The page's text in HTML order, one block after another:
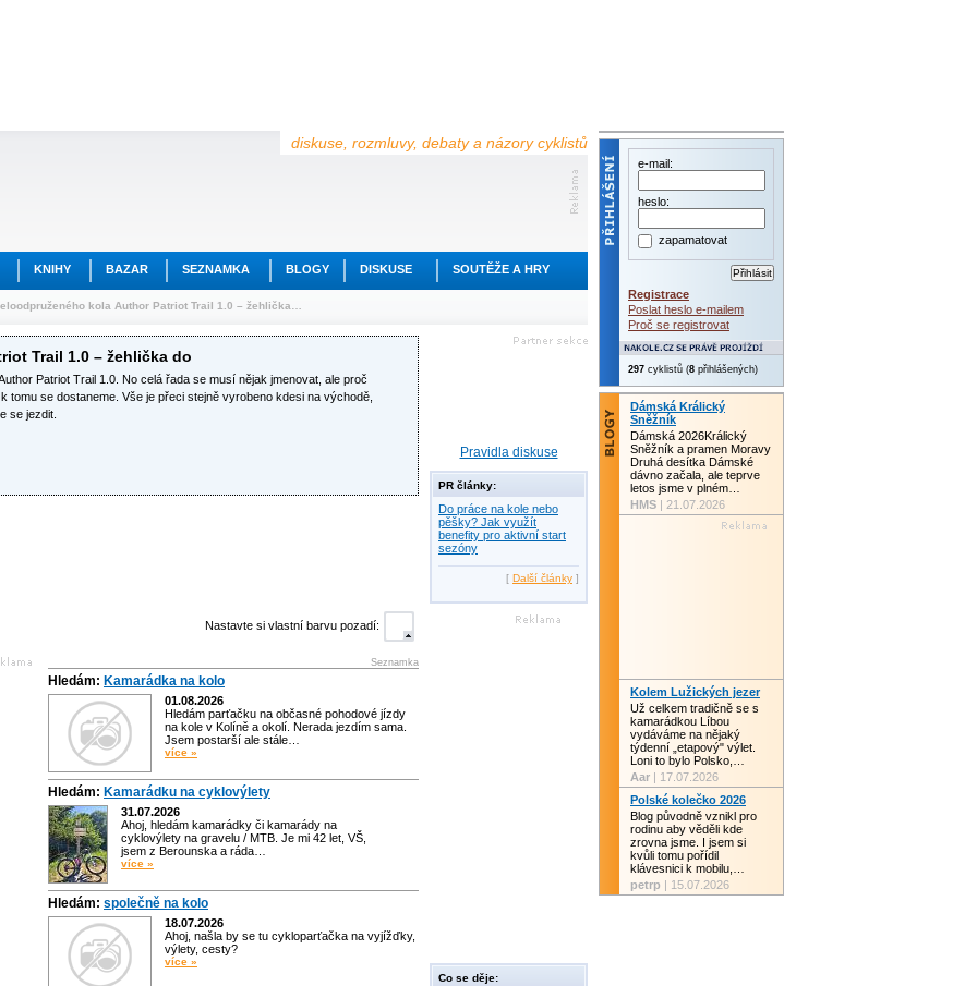
diskuse, rozmluvy, debaty a názory cyklistů
KNIHY BAZAR SEZNAMKA BLOGY DISKUSE SOUTĚŽE A HRY
kola Author Patriot Trail 1.0 – žehlička…
Trail 1.0 – žehlička do
Patriot Trail 1.0. No celá řada se musí nějak jmenovat, ale proč
tomu se dostaneme. Vše je přeci stejně vyrobeno kdesi na východě,
se jezdit.
Nastavte si vlastní barvu pozadí:
Seznamka
Hledám: Kamarádka na kolo
01.08.2026
Hledám parťačku na občasné pohodové jízdy
na kole v Kolíně a okolí. Nerada jezdím sama.
Jsem postarší ale stále…
více »
Hledám: Kamarádku na cyklovýlety
31.07.2026
Ahoj, hledám kamarádky či kamarády na
cyklovýlety na gravelu / MTB. Je mi 42 let, VŠ,
jsem z Berounska a ráda…
více »
Hledám: společně na kolo
18.07.2026
Ahoj, našla by se tu cykloparťačka na vyjížďky,
výlety, cesty?
více »
Pravidla diskuse
PR články:
Do práce na kole nebo
pěšky? Jak využít
benefity pro aktivní start
sezóny
[ Další články ]
Co se děje:
e-mail:
heslo:
zapamatovat
Registrace
Poslat heslo e-mailem
Proč se registrovat
297 cyklistů (8 přihlášených)
Dámská Králický
Sněžník
Dámská 2026Králický
Sněžník a pramen Moravy
Druhá desítka Dámské
dávno začala, ale teprve
letos jsme v plném…
HMS | 21.07.2026
Kolem Lužických jezer
Už celkem tradičně se s
kamarádkou Líbou
vydáváme na nějaký
týdenní „etapový" výlet.
Loni to bylo Polsko,…
Aar | 17.07.2026
Polské kolečko 2026
Blog původně vznikl pro
rodinu aby věděli kde
zrovna jsme. I jsem si
kvůli tomu pořídil
klávesnici k mobilu,…
petrp | 15.07.2026